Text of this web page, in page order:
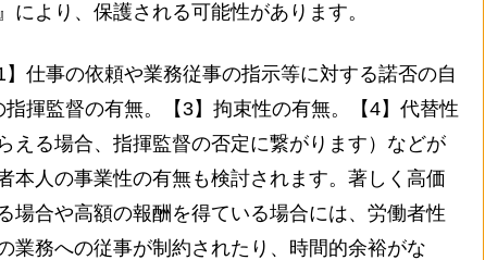
により、保護される可能性があります。
仕事の依頼や業務従事の指示等に対する諾否の自
揮監督の有無。【3】拘束性の有無。【4】代替性
える場合、指揮監督の否定に繋がります）などが
本人の事業性の有無も検討されます。著しく高価
場合や高額の報酬を得ている場合には、労働者性
業務への従事が制約されたり、時間的余裕がな